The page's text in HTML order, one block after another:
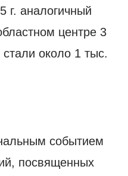
г. аналогичный
центре 3
около 1 тыс.
событием
посвященных